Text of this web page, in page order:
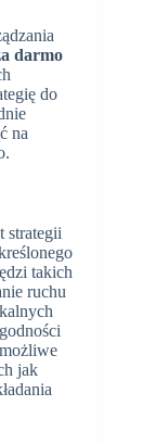
darmo
do
na
strategii
takich
ruchu
jak